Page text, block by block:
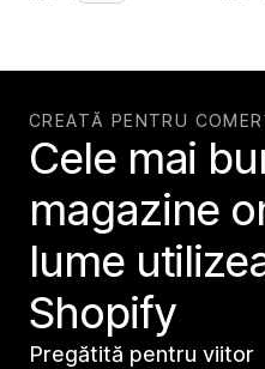
CREATĂ PENTRU
Cele mai
magazine
lume
Shopify
Pregătită pentru viitor